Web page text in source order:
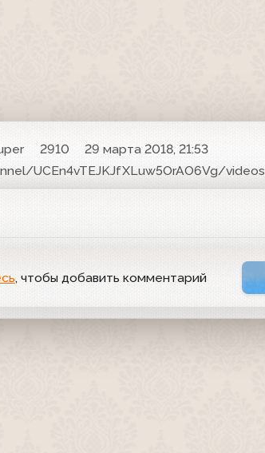
2910
29 марта 2018, 21:53
UCEn4vTEJKJfXLuw5OrAO6Vg/videos
, чтобы добавить комментарий